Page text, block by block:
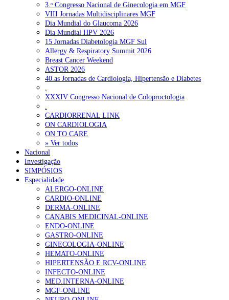
3.ᵒ Congresso Nacional de Ginecologia em MGF
VIII Jornadas Multidisciplinares MGF
Dia Mundial do Glaucoma 2026
Dia Mundial HPV 2026
15 Jornadas Diabetologia MGF Sul
Allergy & Respiratory Summit 2026
Breast Cancer Weekend
ASTOR 2026
40.as Jornadas de Cardiologia, Hipertensão e Diabetes
XXXIV Congresso Nacional de Coloproctologia
CARDIORRENAL LINK
ON CARDIOLOGIA
ON TO CARE
» Ver todos
Nacional
Investigação
SIMPÓSIOS
Especialidade
ALERGO-ONLINE
CARDIO-ONLINE
DERMA-ONLINE
CANABIS MEDICINAL-ONLINE
ENDO-ONLINE
GASTRO-ONLINE
GINECOLOGIA-ONLINE
HEMATO-ONLINE
HIPERTENSÃO E RCV-ONLINE
INFECTO-ONLINE
MED.INTERNA-ONLINE
MGF-ONLINE